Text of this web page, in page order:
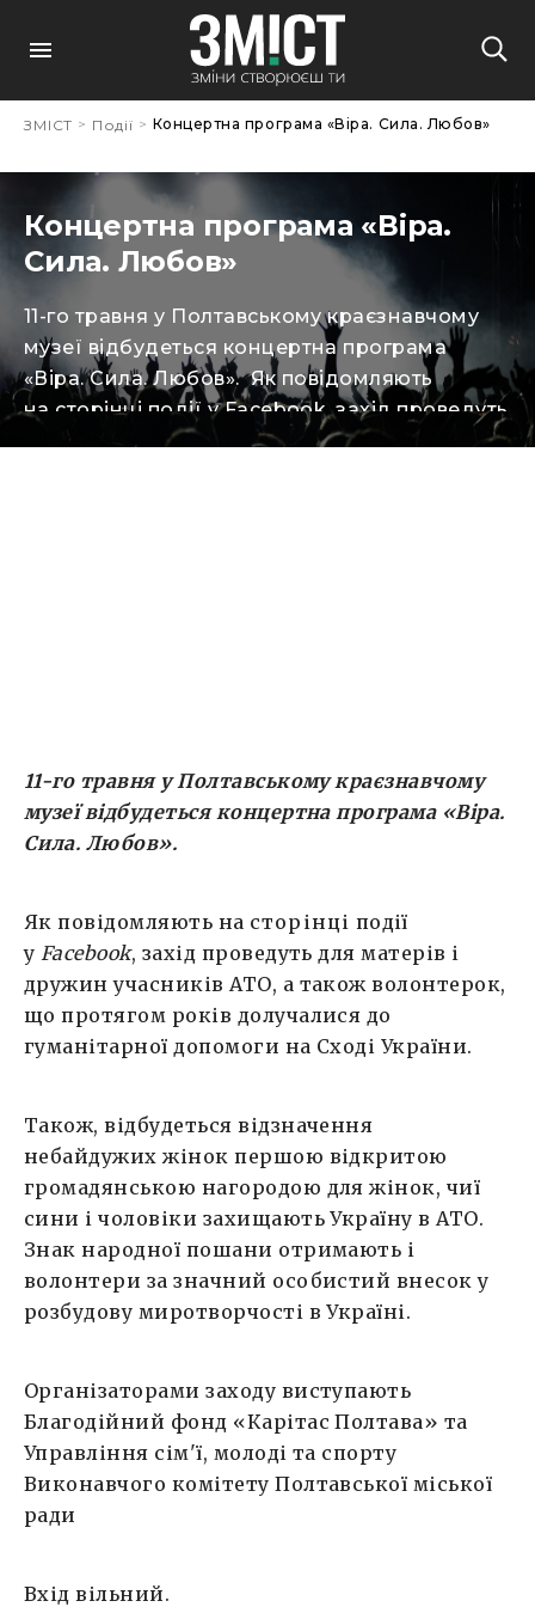
ЗМІСТ > Події > Концертна програма «Віра. Сила. Любов»
Концертна програма «Віра.
Сила. Любов»
11-го травня у Полтавському краєзнавчому
музеї відбудеться концертна програма
«Віра. Сила. Любов». Як повідомляють
на сторінці події у Facebook, захід проведуть
для матерів і дружин учасників АТО, а також
11-го травня у Полтавському краєзнавчому
музеї відбудеться концертна програма «Віра.
Сила. Любов».
Як повідомляють на сторінці події
у Facebook, захід проведуть для матерів і
дружин учасників АТО, а також волонтерок,
що протягом років долучалися до
гуманітарної допомоги на Сході України.
Також, відбудеться відзначення
небайдужих жінок першою відкритою
громадянською нагородою для жінок, чиї
сини і чоловіки захищають Україну в АТО.
Знак народної пошани отримають і
волонтери за значний особистий внесок у
розбудову миротворчості в Україні.
Організаторами заходу виступають
Благодійний фонд «Карітас Полтава» та
Управління сім'ї, молоді та спорту
Виконавчого комітету Полтавської міської
ради
Вхід вільний.